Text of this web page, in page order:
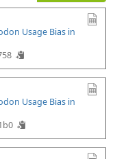
Usage Bias in
Usage Bias in